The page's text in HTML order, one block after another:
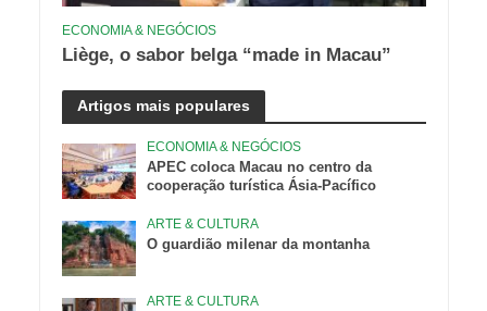
ECONOMIA & NEGÓCIOS
Liège, o sabor belga “made in Macau”
Artigos mais populares
ECONOMIA & NEGÓCIOS
APEC coloca Macau no centro da
cooperação turística Ásia-Pacífico
ARTE & CULTURA
O guardião milenar da montanha
ARTE & CULTURA